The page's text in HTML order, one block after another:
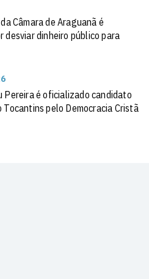
Câmara de Araguanã é
desviar dinheiro público para
Pereira é oficializado candidato
Tocantins pelo Democracia Cristã